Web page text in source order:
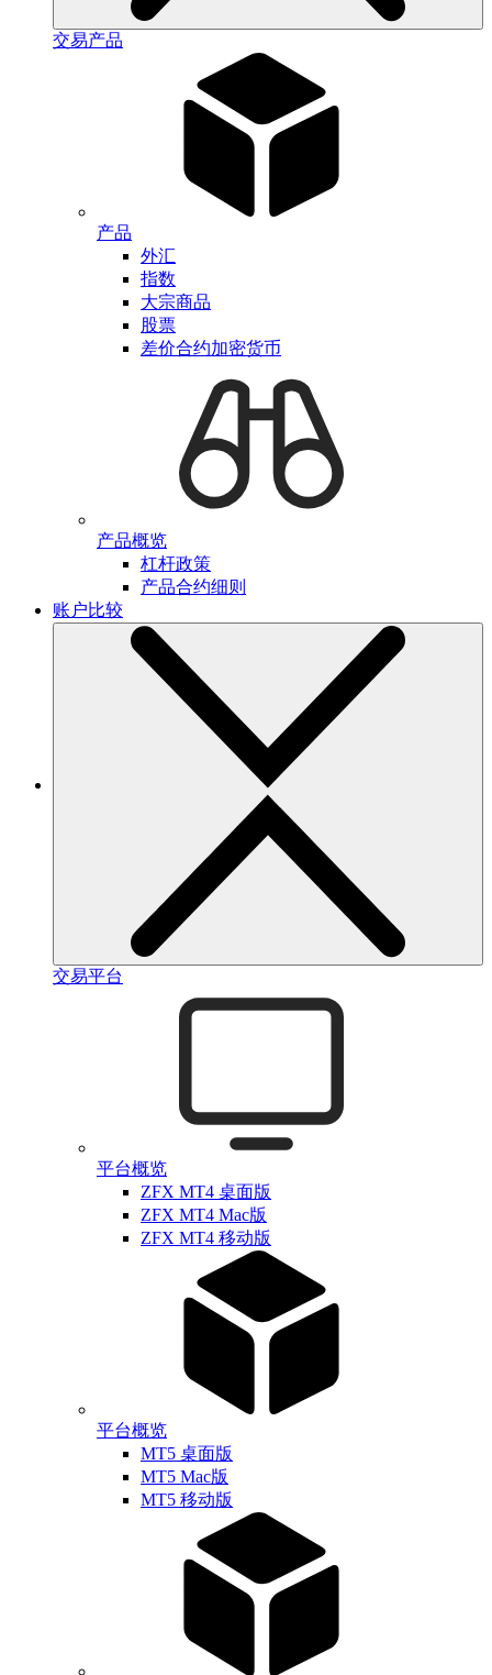
交易产品
产品
外汇
指数
大宗商品
股票
差价合约加密货币
产品概览
杠杆政策
产品合约细则
账户比较
交易平台
平台概览
ZFX MT4 桌面版
ZFX MT4 Mac版
ZFX MT4 移动版
平台概览
MT5 桌面版
MT5 Mac版
MT5 移动版